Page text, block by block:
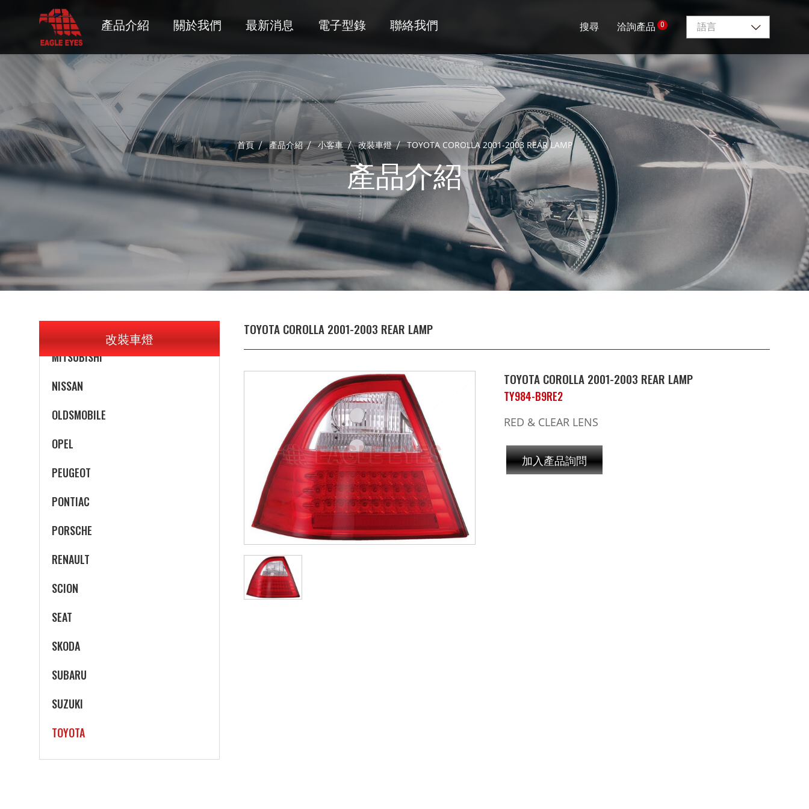
產品介紹 關於我們 最新消息 電子型錄 聯絡我們 搜尋 洽詢產品 0 語言
首頁 產品介紹 小客車 改裝車燈 TOYOTA COROLLA 2001-2003 REAR LAMP
產品介紹
改裝車燈
HUMMER
HYUNDAI
INFINITI
ISUZU
JEEP
LADA
LEXUS
MAZDA
MERCEDES-BENZ
MINI
MITSUBISHI
NISSAN
OLDSMOBILE
OPEL
PEUGEOT
PONTIAC
PORSCHE
RENAULT
SCION
SEAT
SKODA
SUBARU
SUZUKI
TOYOTA
TOYOTA COROLLA 2001-2003 REAR LAMP
TOYOTA COROLLA 2001-2003 REAR LAMP
TY984-B9RE2
RED & CLEAR LENS
加入產品詢問